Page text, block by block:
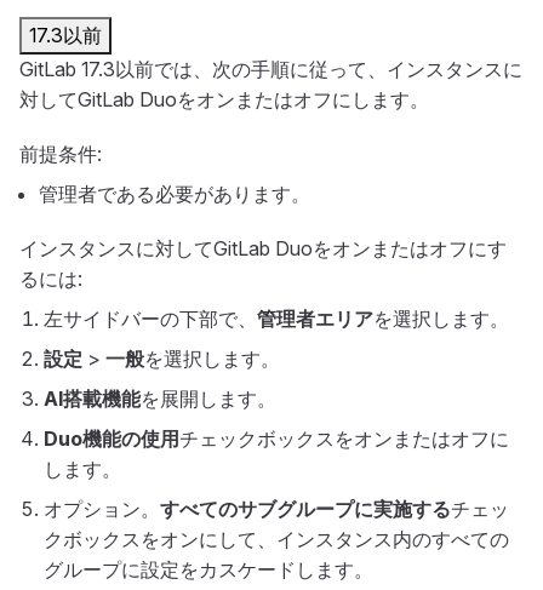
17.3以前
GitLab 17.3以前では、次の手順に従って、インスタンスに
対してGitLab Duoをオンまたはオフにします。
前提条件:
管理者である必要があります。
インスタンスに対してGitLab Duoをオンまたはオフにす
るには:
左サイドバーの下部で、 管理者エリアを選択します。
設定 > 一般を選択します。
AI搭載機能を展開します。
Duo機能の使用チェックボックスをオンまたはオフに
します。
オプション。 すべてのサブグループに実施するチェッ
クボックスをオンにして、インスタンス内のすべての
グループに設定をカスケードします。